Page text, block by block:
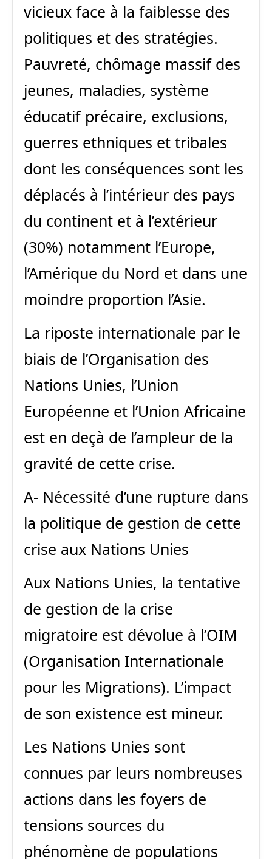
vicieux face à la faiblesse des
politiques et des stratégies.
Pauvreté, chômage massif des
jeunes, maladies, système
éducatif précaire, exclusions,
guerres ethniques et tribales
dont les conséquences sont les
déplacés à l’intérieur des pays
du continent et à l’extérieur
(30%) notamment l’Europe,
l’Amérique du Nord et dans une
moindre proportion l’Asie.
La riposte internationale par le
biais de l’Organisation des
Nations Unies, l’Union
Européenne et l’Union Africaine
est en deçà de l’ampleur de la
gravité de cette crise.
A- Nécessité d’une rupture dans
la politique de gestion de cette
crise aux Nations Unies
Aux Nations Unies, la tentative
de gestion de la crise
migratoire est dévolue à l’OIM
(Organisation Internationale
pour les Migrations). L’impact
de son existence est mineur.
Les Nations Unies sont
connues par leurs nombreuses
actions dans les foyers de
tensions sources du
phénomène de populations